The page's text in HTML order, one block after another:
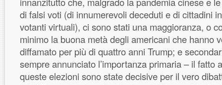
di falsi voti (di innumerevoli deceduti e di cittadini
votanti virtuali), ci sono stati una maggioranza, o
minimo la buona metà degli americani che hanno
diffamato per più di quattro anni Trump; e
sempre annunciato l’importanza primaria – il fatto
queste elezioni sono state decisive per il vero